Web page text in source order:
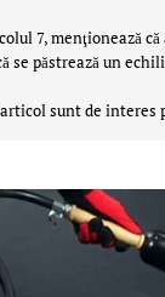
7, menţionează
se păstrează un
sunt de interes